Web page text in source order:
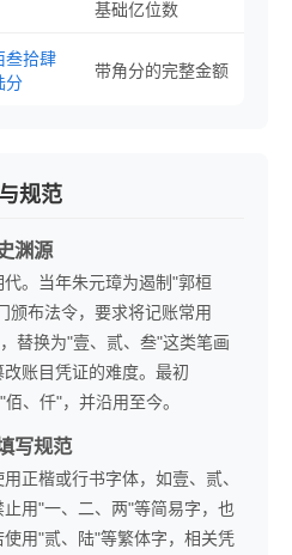
基础亿位数
叁拾肆
分
带角分的完整金额
规范
渊源
。当年朱元璋为遏制"郭桓
颁布法令，要求将记账常用
替换为"壹、贰、叁"这类笔画
账目凭证的难度。最初
、仟"，并沿用至今。
写规范
正楷或行书字体，如壹、贰、
用"一、二、两"等简易字，也
用"贰、陆"等繁体字，相关凭